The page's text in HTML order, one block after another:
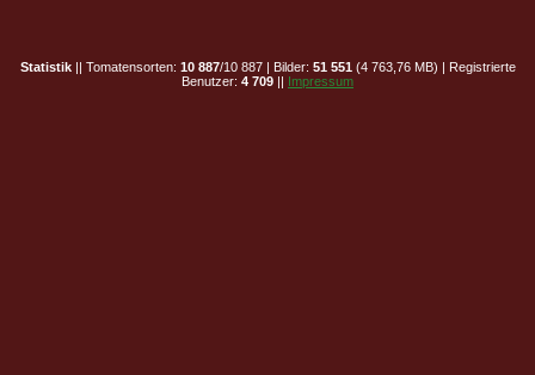
Statistik|| Tomatensorten: 10 887/10 887 | Bilder: 51 551 (4 763,76 MB) | Registrierte
Benutzer: 4 709 || Impressum